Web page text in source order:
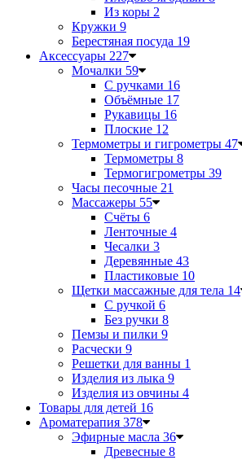
Из коры 2
Кружки 9
Берестяная посуда 19
Аксессуары 227
Мочалки 59
С ручками 16
Объёмные 17
Рукавицы 16
Плоские 12
Термометры и гигрометры 47
Термометры 8
Термогигрометры 39
Часы песочные 21
Массажеры 55
Счёты 6
Ленточные 4
Чесалки 3
Деревянные 43
Пластиковые 10
Щетки массажные для тела 14
С ручкой 6
Без ручки 8
Пемзы и пилки 9
Расчески 9
Решетки для ванны 1
Изделия из лыка 9
Изделия из овчины 4
Товары для детей 16
Ароматерапия 378
Эфирные масла 36
Древесные 8